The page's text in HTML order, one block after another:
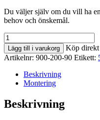
Du väljer själv om du vill ha
behov och önskemål.
Hexagon-
belysning
9-
7357
953
mm
Lägg till i varukorg
Köp direkt
Artikelnr: 900-200-90 Etikett:
Beskrivning
Montering
Beskrivning